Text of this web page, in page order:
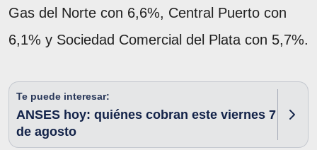
Gas del Norte con 6,6%, Central Puerto con
6,1% y Sociedad Comercial del Plata con 5,7%.
Te puede interesar:
ANSES hoy: quiénes cobran este viernes 7
de agosto